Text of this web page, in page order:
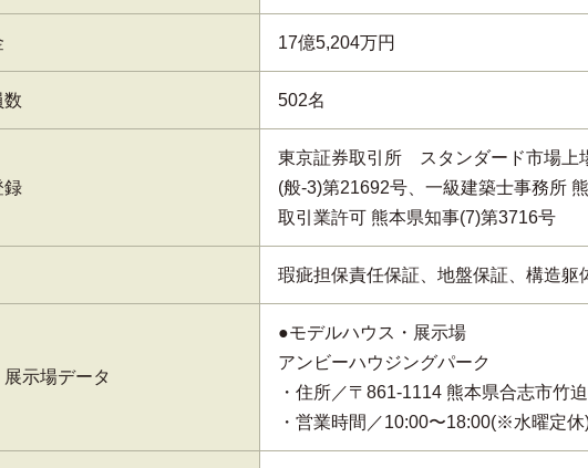
17億5,204万円
数 502名
録
東京証券取引所 スタンダード市場上
(般-3)第21692号、一級建築士事務所
取引業許可 熊本県知事(7)第3716号
瑕疵担保責任保証、地盤保証、構造躯
示場データ
●モデルハウス・展示場
アンビーハウジングパーク
・住所／〒861-1114 熊本県合志市竹
・営業時間／10:00〜18:00(※水曜定休